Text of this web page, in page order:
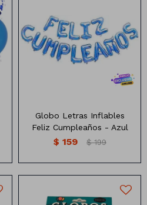
Globo con forma de letras
Globo Letras Inflables
Feliz Cumpleaños - Azul
$ 159 $ 199